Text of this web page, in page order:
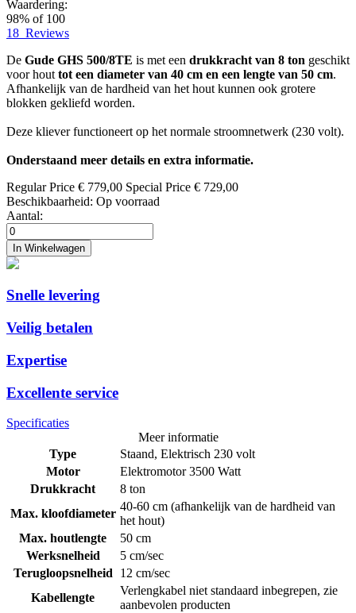
Waardering:
98% of 100
18 Reviews
De Gude GHS 500/8TE is met een drukkracht van 8 ton geschikt
voor hout tot een diameter van 40 cm en een lengte van 50 cm.
Afhankelijk van de hardheid van het hout kunnen ook grotere
blokken gekliefd worden.
Deze kliever functioneert op het normale stroomnetwerk (230 volt).
Onderstaand meer details en extra informatie.
Regular Price € 779,00 Special Price € 729,00
Beschikbaarheid: Op voorraad
Aantal:
In Winkelwagen
Snelle levering
Veilig betalen
Expertise
Excellente service
Specificaties
Meer informatie
Type
Staand, Elektrisch 230 volt
Motor
Elektromotor 3500 Watt
Drukkracht
8 ton
Max. kloofdiameter
40-60 cm (afhankelijk van de hardheid van
het hout)
Max. houtlengte
50 cm
Werksnelheid
5 cm/sec
Terugloopsnelheid
12 cm/sec
Kabellengte
Verlengkabel niet standaard inbegrepen, zie
aanbevolen producten